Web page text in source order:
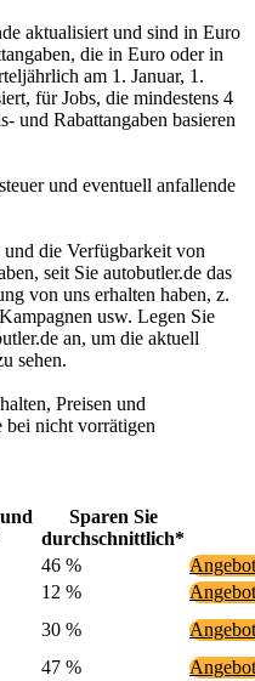
aktualisiert und sind in Euro
die in Euro oder in
am 1. Januar, 1.
für Jobs, die mindestens 4
und Rabattangaben basieren
und eventuell anfallende
und die Verfügbarkeit von
seit Sie autobutler.de das
von uns erhalten haben, z.
usw. Legen Sie
an, um die aktuell
sehen.
Preisen und
bei nicht vorrätigen
Sparen Sie
durchschnittlich*
46 %
12 %
30 %
47 %